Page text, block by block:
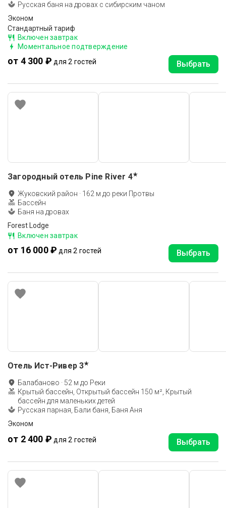
Русская баня на дровах с сибирским чаном
Эконом
Стандартный тариф
Включен завтрак
Моментальное подтверждение
от 4 300 ₽ для 2 гостей Выбрать
Загородный отель Pine River 4★
Жуковский район · 162 м до реки Протвы
Бассейн
Баня на дровах
Forest Lodge
Включен завтрак
от 16 000 ₽ для 2 гостей Выбрать
Отель Ист-Ривер 3★
Балабаново · 52 м до Реки
Крытый бассейн, Открытый бассейн 150 м², Крытый
бассейн для маленьких детей
Русская парная, Бали баня, Баня Аня
Эконом
от 2 400 ₽ для 2 гостей Выбрать